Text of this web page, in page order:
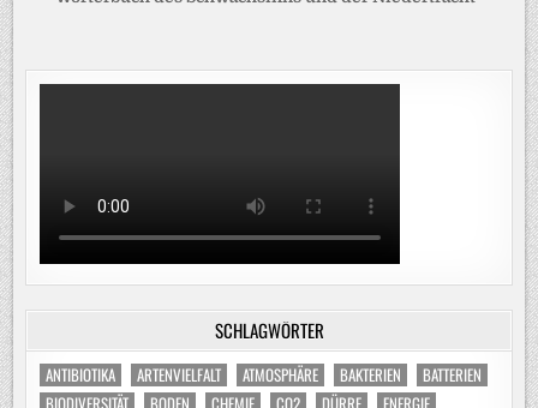
SCHLAGWÖRTER
ANTIBIOTIKA ARTENVIELFALT ATMOSPHÄRE BAKTERIEN
BATTERIEN
BIODIVERSITÄT
BODEN CHEMIE CO2 DÜRRE ENERGIE